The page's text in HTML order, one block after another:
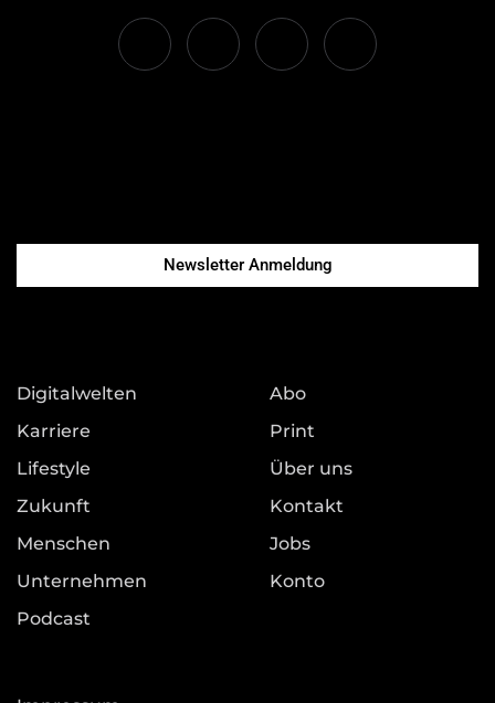
Newsletter Anmeldung
Digitalwelten
Karriere
Lifestyle
Zukunft
Menschen
Unternehmen
Podcast
Abo
Print
Über uns
Kontakt
Jobs
Konto